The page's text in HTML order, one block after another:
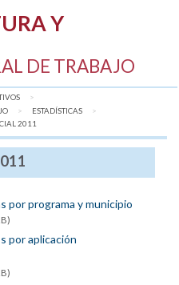
Y
DE TRABAJO
ESTADÍSTICAS
2011
por programa y municipio
por aplicación